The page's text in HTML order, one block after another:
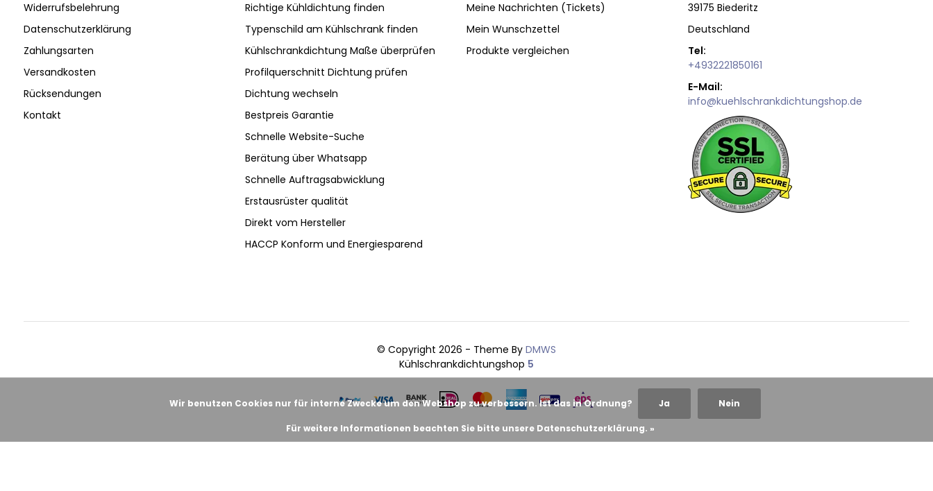
Widerrufsbelehrung
Datenschutzerklärung
Zahlungsarten
Versandkosten
Rücksendungen
Kontakt
Richtige Kühldichtung finden
Typenschild am Kühlschrank finden
Kühlschrankdichtung Maße überprüfen
Profilquerschnitt Dichtung prüfen
Dichtung wechseln
Bestpreis Garantie
Schnelle Website-Suche
Berätung über Whatsapp
Schnelle Auftragsabwicklung
Erstausrüster qualität
Direkt vom Hersteller
HACCP Konform und Energiesparend
Meine Nachrichten (Tickets)
Mein Wunschzettel
Produkte vergleichen
39175 Biederitz
Deutschland
Tel:
+4932221850161
E-Mail:
info@kuehlschrankdichtungshop.de
© Copyright 2026 - Theme By DMWS
Kühlschrankdichtungshop 5
Wir benutzen Cookies nur für interne Zwecke um den Webshop zu verbessern. Ist das in Ordnung? Ja Nein
Für weitere Informationen beachten Sie bitte unsere Datenschutzerklärung. »